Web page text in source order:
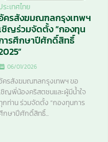
ระเทศไทย
ครสังฆมณฑลกรุงเทพฯ
ชิญร่วมจัดตั้ง “กองทุน
ารศึกษาปีศักดิ์สิทธิ์
06/01/2026
ครสังฆมณฑลกรุงเทพฯ ขอ
ชิญพี่น้องคริสตชนและผู้มีน้ำใจ
กท่าน ร่วมจัดตั้ง “กองทุนการ
กษาปีศักดิ์สิทธิ์...